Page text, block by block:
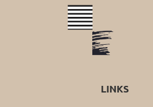
LINKS